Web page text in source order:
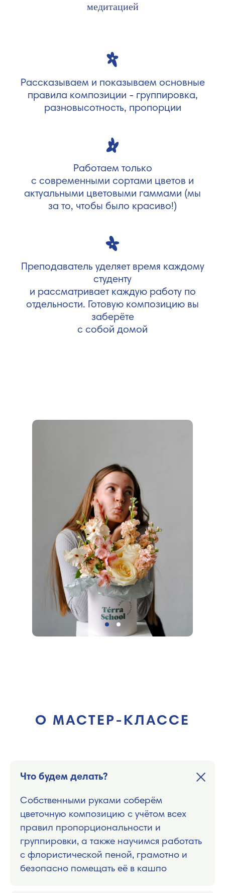
медитацией
Рассказываем и показываем основные
правила композиции - группировка,
разновысотность, пропорции
Работаем только
с современными сортами цветов и
актуальными цветовыми гаммами (мы
за то, чтобы было красиво!)
Преподаватель уделяет время каждому
студенту
и рассматривает каждую работу по
отдельности. Готовую композицию вы
заберёте
с собой домой
О МАСТЕР-КЛАССЕ
Что будем делать?
Собственными руками соберём
цветочную композицию с учётом всех
правил пропорциональности и
группировки, а также научимся работать
с флористической пеной, грамотно и
безопасно помещать её в кашпо